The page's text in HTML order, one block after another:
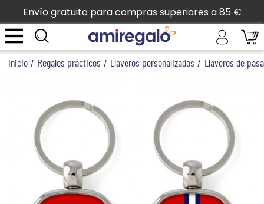
Envío gratuito para compras superiores a 85 €
Inicio / Regalos prácticos / Llaveros personalizados / Llaveros de